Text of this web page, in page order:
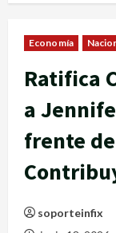
Economía
Ratifica
a
frente
soporteinfix